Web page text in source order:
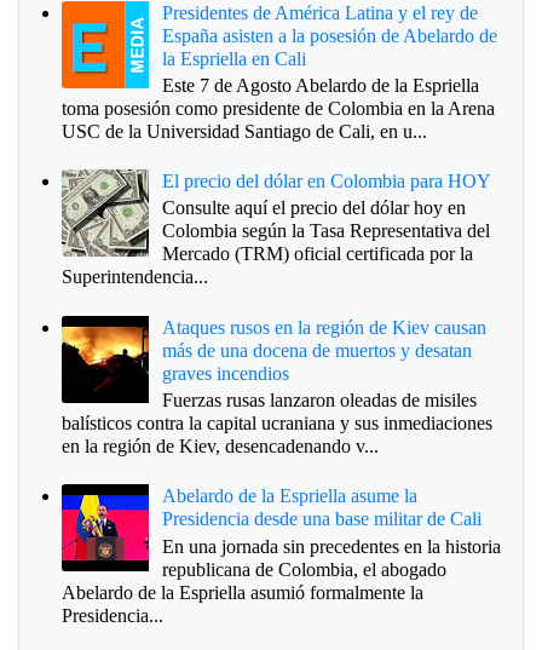
Presidentes de América Latina y el rey de
España asisten a la posesión de Abelardo de
la Espriella en Cali
Este 7 de Agosto Abelardo de la Espriella
toma posesión como presidente de Colombia en la Arena
USC de la Universidad Santiago de Cali, en u...
El precio del dólar en Colombia para HOY
Consulte aquí el precio del dólar hoy en
Colombia según la Tasa Representativa del
Mercado (TRM) oficial certificada por la
Superintendencia...
Ataques rusos en la región de Kiev causan
más de una docena de muertos y desatan
graves incendios
Fuerzas rusas lanzaron oleadas de misiles
balísticos contra la capital ucraniana y sus inmediaciones
en la región de Kiev, desencadenando v...
Abelardo de la Espriella asume la
Presidencia desde una base militar de Cali
En una jornada sin precedentes en la historia
republicana de Colombia, el abogado
Abelardo de la Espriella asumió formalmente la
Presidencia...